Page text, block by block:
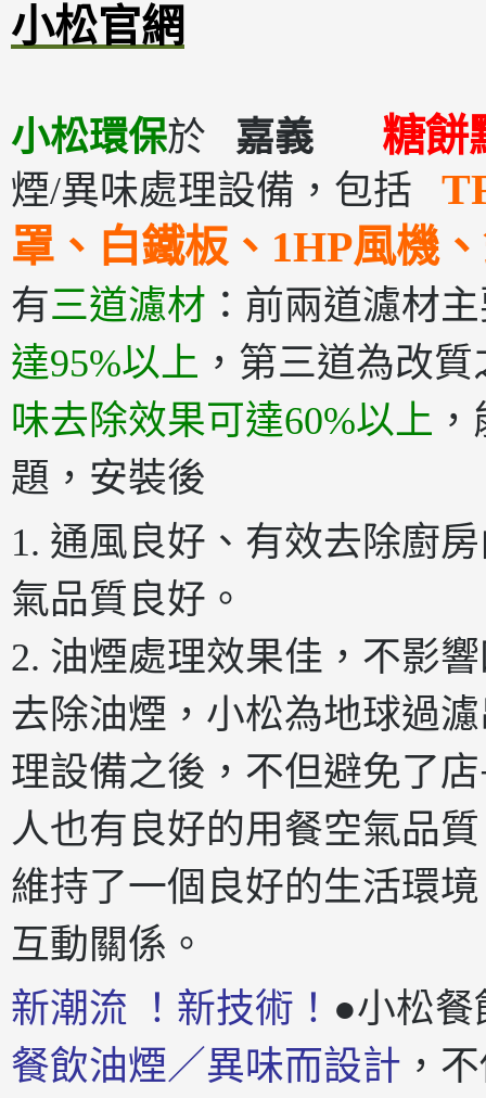
小松官網
小松環保於 嘉義 糖餅
煙/異味處理設備，包括
罩、白鐵板、1HP風機
有三道濾材 ：前兩道濾材
達95%以上 ，第三道為改
味去除效果可達60%以上
題，安裝後
1. 通風良好、有效去除廚
氣品質良好。
2. 油煙處理效果佳，不影
去除油煙，小松為地球過
理設備之後，不但避免了
人也有良好的用餐空氣品
維持了一個良好的生活環
互動關係。
新潮流 ！新技術！ ●小松餐
餐飲油煙／異味而設計 ，